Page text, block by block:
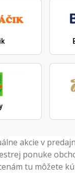
akcie v
ponuke
tu môžete